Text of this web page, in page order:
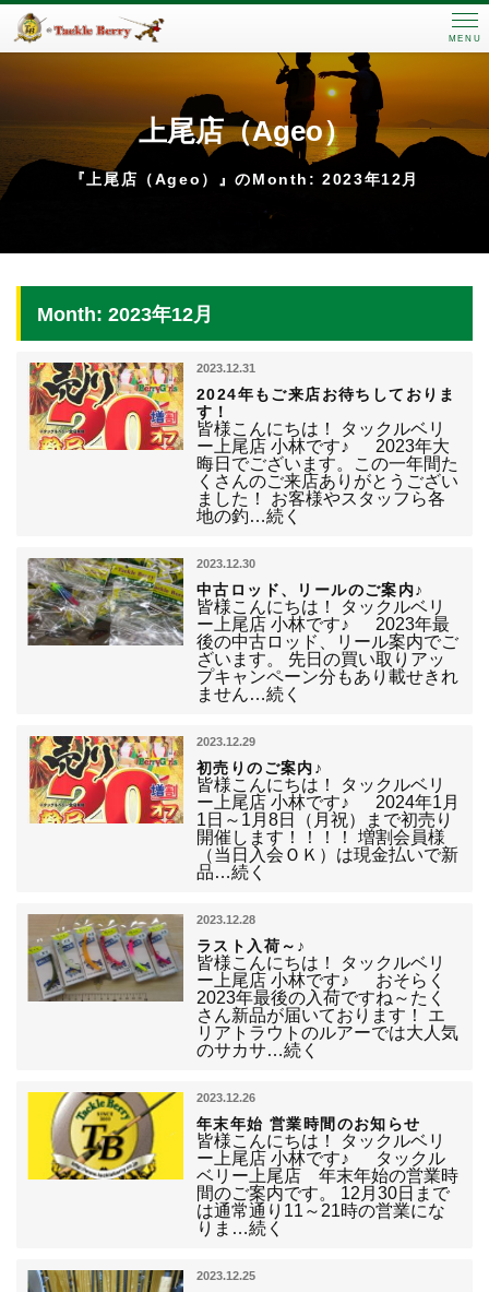
MENU
上尾店（Ageo）
『上尾店（Ageo）』のMonth: 2023年12月
Month: 2023年12月
2023.12.31
2024年もご来店お待ちしておりま
す！
皆様こんにちは！ タックルベリ
ー上尾店 小林です♪ 2023年大
晦日でございます。この一年間た
くさんのご来店ありがとうござい
ました！ お客様やスタッフら各
地の釣…続く
2023.12.30
中古ロッド、リールのご案内♪
皆様こんにちは！ タックルベリ
ー上尾店 小林です♪ 2023年最
後の中古ロッド、リール案内でご
ざいます。 先日の買い取りアッ
プキャンペーン分もあり載せきれ
ません…続く
2023.12.29
初売りのご案内♪
皆様こんにちは！ タックルベリ
ー上尾店 小林です♪ 2024年1月
1日～1月8日（月祝）まで初売り
開催します！！！！ 増割会員様
（当日入会ＯＫ）は現金払いで新
品…続く
2023.12.28
ラスト入荷～♪
皆様こんにちは！ タックルベリ
ー上尾店 小林です♪ おそらく
2023年最後の入荷ですね～たく
さん新品が届いております！ エ
リアトラウトのルアーでは大人気
のサカサ…続く
2023.12.26
年末年始 営業時間のお知らせ
皆様こんにちは！ タックルベリ
ー上尾店 小林です♪ タックル
ベリー上尾店 年末年始の営業時
間のご案内です。 12月30日まで
は通常通り11～21時の営業にな
りま…続く
2023.12.25